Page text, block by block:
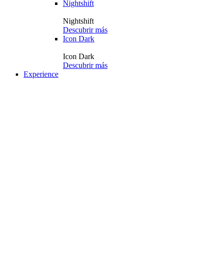
Nightshift
Nightshift
Descubrir más
Icon Dark
Icon Dark
Descubrir más
Experience